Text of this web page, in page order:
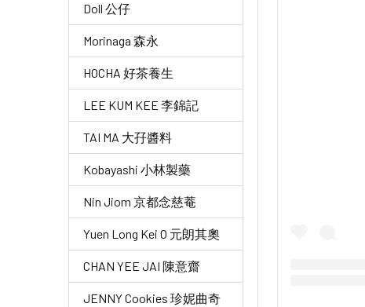
Doll 公仔
Morinaga 森永
HOCHA 好茶養生
LEE KUM KEE 李錦記
TAI MA 大孖醬料
Kobayashi 小林製藥
Nin Jiom 京都念慈菴
Yuen Long Kei O 元朗其奧
CHAN YEE JAI 陳意齋
JENNY Cookies 珍妮曲奇